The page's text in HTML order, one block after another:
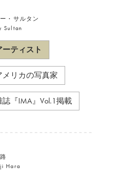
・サルタン
Sultan
ーティスト
メリカの写真家
誌『IMA』Vol.1掲載
Hara